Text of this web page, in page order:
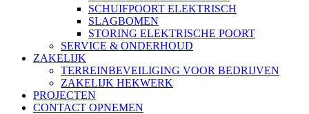
SCHUIFPOORT ELEKTRISCH
SLAGBOMEN
STORING ELEKTRISCHE POORT
SERVICE & ONDERHOUD
ZAKELIJK
TERREINBEVEILIGING VOOR BEDRIJVEN
ZAKELIJK HEKWERK
PROJECTEN
CONTACT OPNEMEN